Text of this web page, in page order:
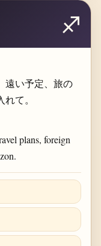
♐
遠い予定、旅の
て。
plans, foreign